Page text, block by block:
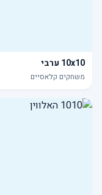
10x10 ערבי
משחקים קלאסיים